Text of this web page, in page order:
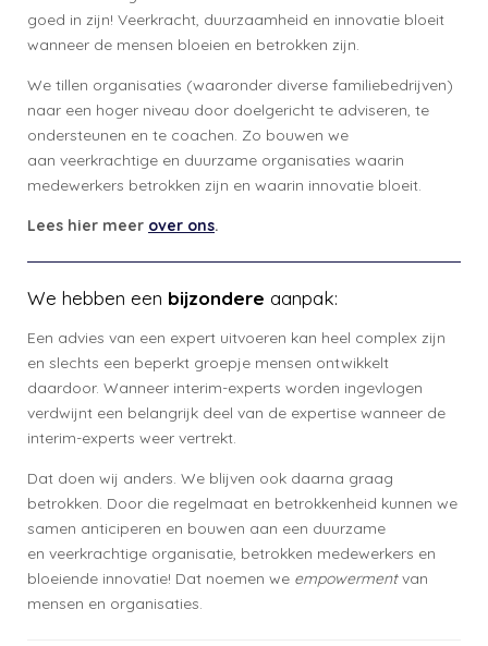
goed in zijn! Veerkracht, duurzaamheid en innovatie bloeit
wanneer de mensen bloeien en betrokken zijn.
We tillen organisaties (waaronder diverse familiebedrijven)
naar een hoger niveau door doelgericht te adviseren, te
ondersteunen en te coachen. Zo bouwen we
aan veerkrachtige en duurzame organisaties waarin
medewerkers betrokken zijn en waarin innovatie bloeit.
Lees hier meer over ons.
We hebben een bijzondere aanpak:
Een advies van een expert uitvoeren kan heel complex zijn
en slechts een beperkt groepje mensen ontwikkelt
daardoor. Wanneer interim-experts worden ingevlogen
verdwijnt een belangrijk deel van de expertise wanneer de
interim-experts weer vertrekt.
Dat doen wij anders. We blijven ook daarna graag
betrokken. Door die regelmaat en betrokkenheid kunnen we
samen anticiperen en bouwen aan een duurzame
en veerkrachtige organisatie, betrokken medewerkers en
bloeiende innovatie! Dat noemen we empowermentvan
mensen en organisaties.